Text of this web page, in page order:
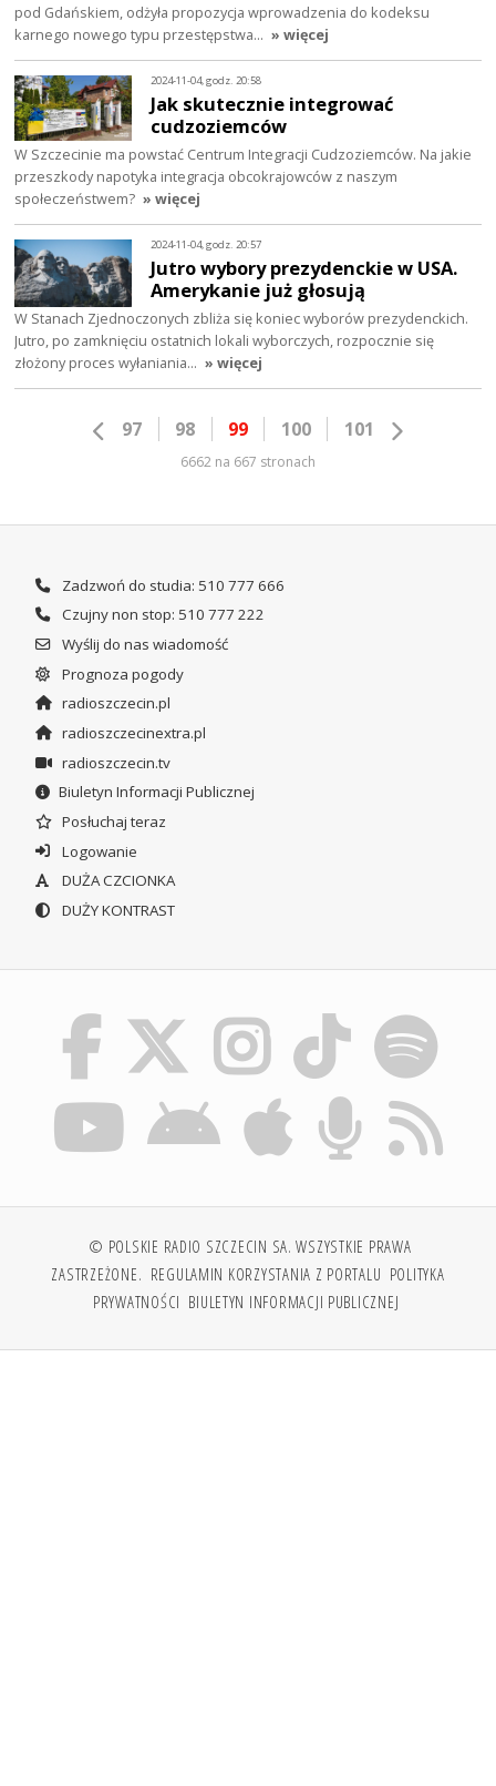
pod Gdańskiem, odżyła propozycja wprowadzenia do kodeksu
karnego nowego typu przestępstwa… » więcej
2024-11-04, godz. 20:58
Jak skutecznie integrować
cudzoziemców
W Szczecinie ma powstać Centrum Integracji Cudzoziemców. Na jakie
przeszkody napotyka integracja obcokrajowców z naszym
społeczeństwem? » więcej
2024-11-04, godz. 20:57
Jutro wybory prezydenckie w USA.
Amerykanie już głosują
W Stanach Zjednoczonych zbliża się koniec wyborów prezydenckich.
Jutro, po zamknięciu ostatnich lokali wyborczych, rozpocznie się
złożony proces wyłaniania… » więcej
97 98 99 100 101
6662 na 667 stronach
Zadzwoń do studia: 510 777 666
Czujny non stop: 510 777 222
Wyślij do nas wiadomość
Prognoza pogody
radioszczecin.pl
radioszczecinextra.pl
radioszczecin.tv
Biuletyn Informacji Publicznej
Posłuchaj teraz
Logowanie
DUŻA CZCIONKA
DUŻY KONTRAST
© POLSKIE RADIO SZCZECIN SA. WSZYSTKIE PRAWA
ZASTRZEŻONE. REGULAMIN KORZYSTANIA Z PORTALU POLITYKA
PRYWATNOŚCI BIULETYN INFORMACJI PUBLICZNEJ